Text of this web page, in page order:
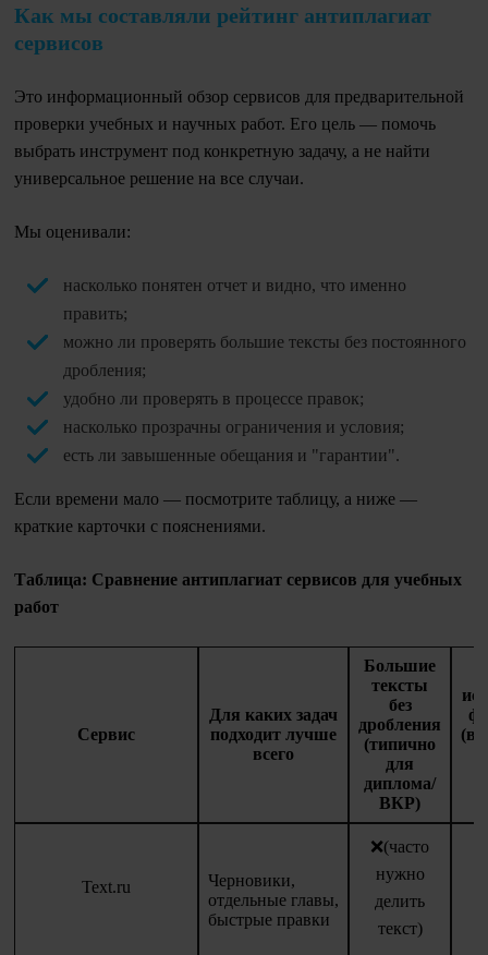
Как мы составляли рейтинг антиплагиат
сервисов
Это информационный обзор сервисов для предварительной
проверки учебных и научных работ. Его цель — помочь
выбрать инструмент под конкретную задачу, а не найти
универсальное решение на все случаи.
Мы оценивали:
насколько понятен отчет и видно, что именно
править;
можно ли проверять большие тексты без постоянного
дробления;
удобно ли проверять в процессе правок;
насколько прозрачны ограничения и условия;
есть ли завышенные обещания и "гарантии".
Если времени мало — посмотрите таблицу, а ниже —
краткие карточки с пояснениями.
Таблица: Сравнение антиплагиат сервисов для учебных
работ
Сервис
Для каких задач
подходит лучше
всего
Большие
тексты
без
дробления
(типично
для
диплома/
ВКР)
Text.ru
Черновики,
отдельные главы,
быстрые правки
❌(часто
нужно
делить
текст)